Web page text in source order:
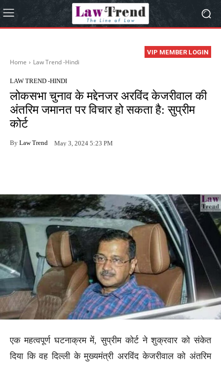
VIP MEMBER LOGIN
Home Law Trend -Hindi
LAW TREND -HINDI
लोकसभा चुनाव के मद्देनजर अरविंद केजरीवाल की
अंतरिम जमानत पर विचार हो सकता है: सुप्रीम
कोर्ट
By Law Trend May 3, 2024 5:23 PM
एक महत्वपूर्ण घटनाक्रम में, सुप्रीम कोर्ट ने शुक्रवार को संकेत
दिया कि वह दिल्ली के मुख्यमंत्री अरविंद केजरीवाल को अंतरिम